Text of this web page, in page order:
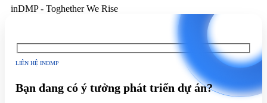
inDMP - Toghether We Rise
LIÊN HỆ INDMP
Bạn đang có ý tưởng phát triển dự án?